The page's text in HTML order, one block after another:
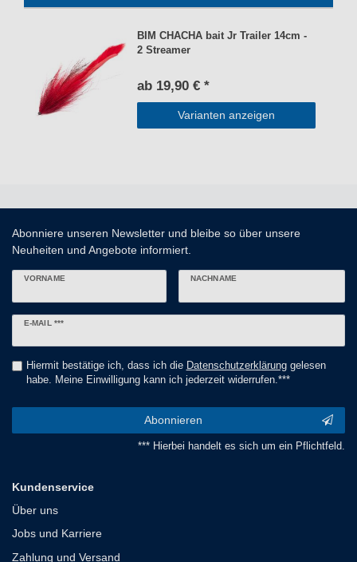
BIM CHACHA bait Jr Trailer 14cm -
2 Streamer
ab 19,90 € *
Varianten anzeigen
Abonniere unseren Newsletter und bleibe so über unsere
Neuheiten und Angebote informiert.
VORNAME NACHNAME
E-MAIL ***
Newsletter
Hiermit bestätige ich, dass ich die Daten­schutz­erklärunggelesen
habe. Meine Einwilligung kann ich jederzeit widerrufen.***
Abonnieren
*** Hierbei handelt es sich um ein Pflichtfeld.
Kundenservice
Über uns
Jobs und Karriere
Zahlung und Versand